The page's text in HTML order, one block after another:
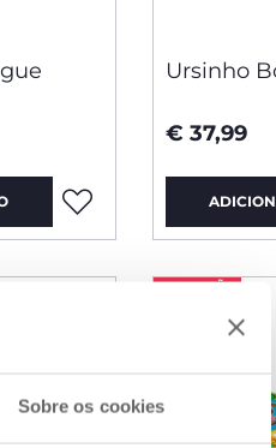
Sobre os cookies
Ursinho
€ 37,99
PROMOÇÃO